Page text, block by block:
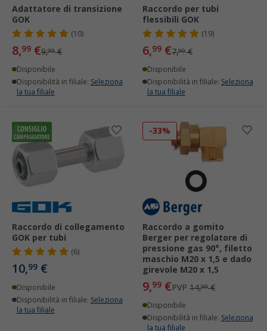
Adattatore di transizione
GOK
(10)
8,99 €9,99€
Disponibile
Disponibilità in filiale: Seleziona
la tua filiale
Raccordo per tubi
flessibili GOK
(19)
6,99 €7,99€
Disponibile
Disponibilità in filiale: Seleziona
la tua filiale
Raccordo di collegamento
GOK per tubi
(6)
10,99 €
Disponibile
Disponibilità in filiale: Seleziona
la tua filiale
-33%
Raccordo a gomito
Berger per regolatore di
pressione gas 90°, filetto
maschio M20 x 1,5 e dado
girevole M20 x 1,5
9,99 €PVP 14,99€
Disponibile
Disponibilità in filiale: Seleziona
la tua filiale